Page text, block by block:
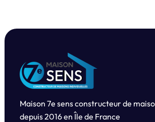
Maison 7e sens constructeur de
depuis2016 en Île de France